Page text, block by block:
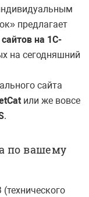
предлагает
на 1С-
на сегодняшний
сайта
или же вовсе
.
по вашему